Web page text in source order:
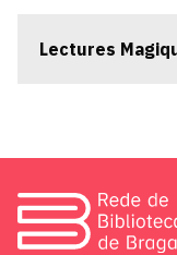
Lectures